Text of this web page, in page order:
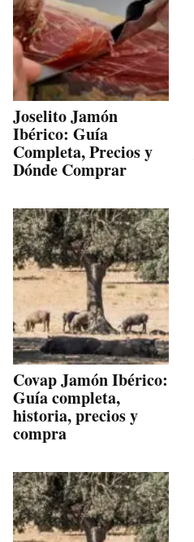
Joselito Jamón
Ibérico: Guía
Completa, Precios y
Dónde Comprar
Covap Jamón Ibérico:
Guía completa,
historia, precios y
compra